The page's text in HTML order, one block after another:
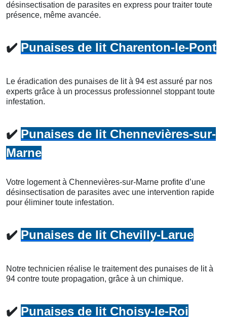
désinsectisation de parasites en express pour traiter toute
présence, même avancée.
✔️ Punaises de lit Charenton-le-Pont
Le éradication des punaises de lit à 94 est assuré par nos
experts grâce à un processus professionnel stoppant toute
infestation.
✔️ Punaises de lit Chennevières-sur-
Marne
Votre logement à Chennevières-sur-Marne profite d’une
désinsectisation de parasites avec une intervention rapide
pour éliminer toute infestation.
✔️ Punaises de lit Chevilly-Larue
Notre technicien réalise le traitement des punaises de lit à
94 contre toute propagation, grâce à un chimique.
✔️ Punaises de lit Choisy-le-Roi